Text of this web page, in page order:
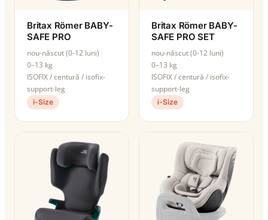
Britax Römer BABY-
SAFE PRO
nou-născut (0-12 luni)
0–13 kg
ISOFIX / centură / isofix-
support-leg
i-Size
Britax Römer BABY-
SAFE PRO SET
nou-născut (0-12 luni)
0–13 kg
ISOFIX / centură / isofix-
support-leg
i-Size